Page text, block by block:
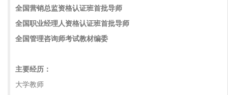
全国营销总监资格认证班首批导师
全国职业经理人资格认证班首批导师
全国管理咨询师考试教材编委
主要经历：
大学教师